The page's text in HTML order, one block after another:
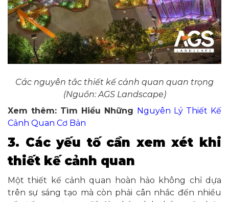
Các nguyên tắc thiết kế cảnh quan quan trọng
(Nguồn: AGS Landscape)
Xem thêm: Tìm Hiểu Những Nguyên Lý Thiết Kế
Cảnh Quan Cơ Bản
3. Các yếu tố cần xem xét khi
thiết kế cảnh quan
Một thiết kế cảnh quan hoàn hảo không chỉ dựa
trên sự sáng tạo mà còn phải cân nhắc đến nhiều